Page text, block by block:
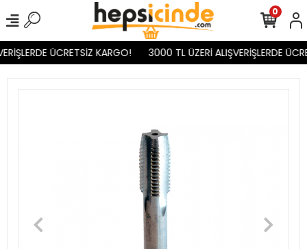
ÜCRETSİZ KARGO! 3000 TL ÜZERİ ALIŞVERİŞLERDE
0